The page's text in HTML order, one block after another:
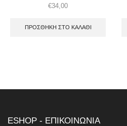
€34,00
ΠΡΟΣΘΉΚΗ ΣΤΟ ΚΑΛΆΘΙ
ESHOP - ΕΠΙΚΟΙΝΩΝΙΑ